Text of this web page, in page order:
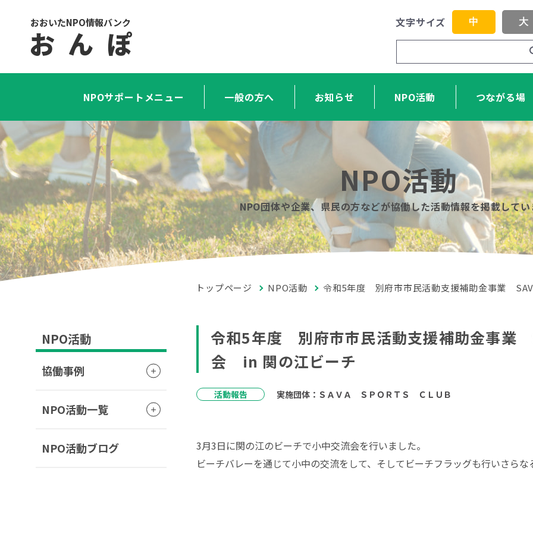
おおいたNPO情報バンク
お ん ぽ
文字サイズ 中 大
NPOサポートメニュー 一般の方へ お知らせ NPO活動 つながる場
NPO活動
NPO団体や企業、県民の方などが協働した活動情報を掲載してい
トップページ NPO活動 令和5年度 別府市市民活動支援補助金事業
令和5年度 別府市市民活動支援補助金事業
会 in 関の江ビーチ
活動報告 実施団体：ＳＡＶＡ ＳＰＯＲＴＳ ＣＬＵＢ
3月3日に関の江のビーチで小中交流会を行いました。
ビーチバレーを通じて小中の交流をして、そしてビーチフラッグも行いさらな
NPO活動
協働事例
NPO活動一覧
NPO活動ブログ